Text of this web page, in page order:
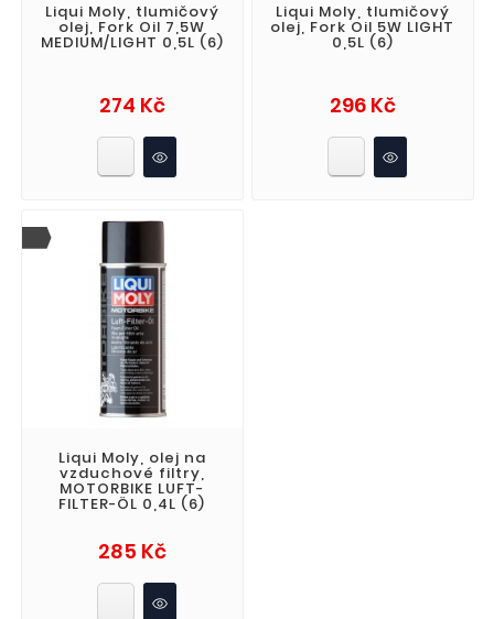
Liqui Moly, tlumičový
olej, Fork Oil 7,5W
MEDIUM/LIGHT 0,5L (6)
274 KčCena
Liqui Moly, tlumičový
olej, Fork Oil 5W LIGHT
0,5L (6)
296 KčCena
Liqui Moly, olej na
vzduchové filtry,
MOTORBIKE LUFT-
FILTER-ÖL 0,4L (6)
285 KčCena